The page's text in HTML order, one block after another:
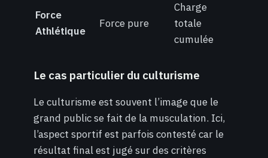
Force
Athlétique
Force pure
Charge
totale
cumulée
Le cas particulier du culturisme
Le culturisme est souvent l’image que le
grand public se fait de la musculation. Ici,
l’aspect sportif est parfois contesté car le
résultat final est jugé sur des critères